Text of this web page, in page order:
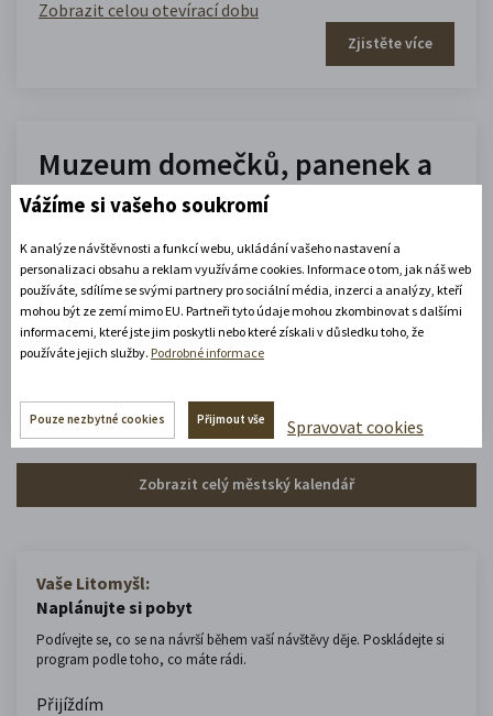
Zobrazit celou otevírací dobu
Zjistěte více
Muzeum domečků, panenek a
hraček
10.00 - 16.00
(platné od 1. 7. 2026 do 31. 8. 2026)
Zobrazit celou otevírací dobu
Zobrazit celý městský kalendář
Vaše Litomyšl:
Naplánujte si pobyt
Podívejte se, co se na návrší během vaší návštěvy děje. Poskládejte si
program podle toho, co máte rádi.
Přijíždím
Vážíme si vašeho soukromí
K analýze návštěvnosti a funkcí webu, ukládání vašeho nastavení a
personalizaci obsahu a reklam využíváme cookies. Informace o tom, jak náš web
používáte, sdílíme se svými partnery pro sociální média, inzerci a analýzy, kteří
mohou být ze zemí mimo EU. Partneři tyto údaje mohou zkombinovat s dalšími
informacemi, které jste jim poskytli nebo které získali v důsledku toho, že
používáte jejich služby. Podrobné informace
Pouze nezbytné cookies Přijmout vše Spravovat cookies